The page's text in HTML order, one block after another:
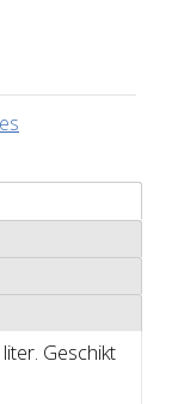
Geschikt